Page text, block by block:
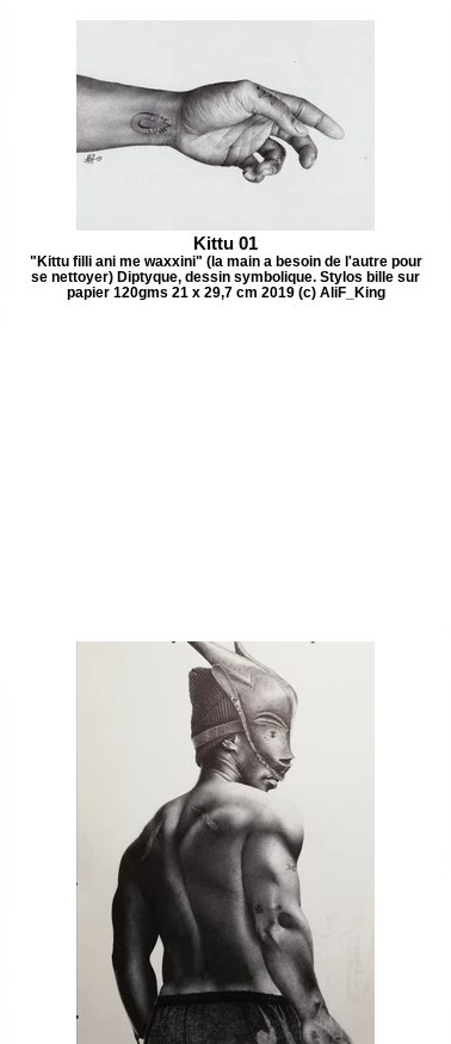
Kittu 01
"Kittu filli ani me waxxini" (la main a besoin de l'autre pour
se nettoyer) Diptyque, dessin symbolique. Stylos bille sur
papier 120gms 21 x 29,7 cm 2019 (c) AliF_King